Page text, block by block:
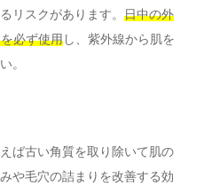
リスクがあります。 日中の外
必ず使用し、紫外線から肌を
。
ば古い角質を取り除いて肌の
や毛穴の詰まりを改善する効